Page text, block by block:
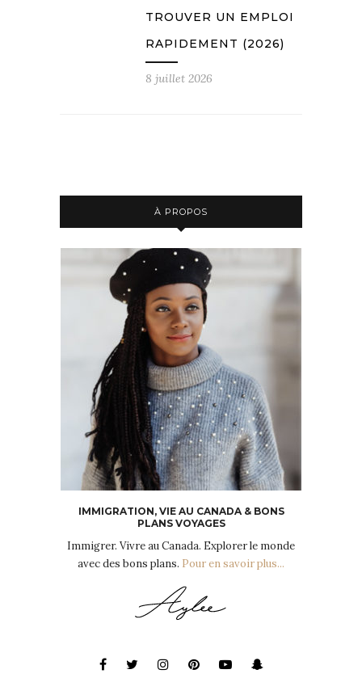
TROUVER UN EMPLOI
RAPIDEMENT (2026)
8 juillet 2026
À PROPOS
IMMIGRATION, VIE AU CANADA & BONS
PLANS VOYAGES
Immigrer. Vivre au Canada. Explorer le monde
avec des bons plans. Pour en savoir plus...